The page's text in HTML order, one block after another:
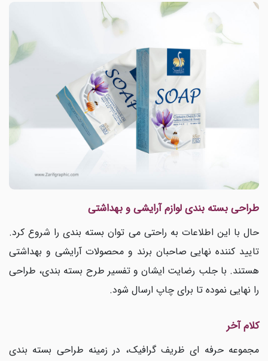
طراحی بسته بندی لوازم آرایشی و بهداشتی
حال با این اطلاعات به راحتی می توان بسته بندی را شروع کرد.
تایید کننده نهایی صاحبان برند و محصولات آرایشی و بهداشتی
هستند. با جلب رضایت ایشان و تفسیر طرح بسته بندی، طراحی
را نهایی نموده تا برای چاپ ارسال شود.
کلام آخر
مجموعه حرفه ای ظریف گرافیک، در زمینه طراحی بسته بندی